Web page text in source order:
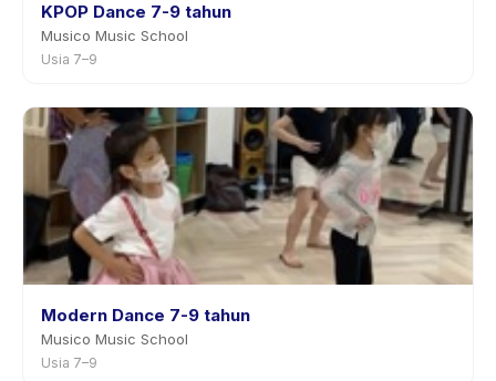
KPOP Dance 7-9 tahun
Musico Music School
Usia 7–9
Modern Dance 7-9 tahun
Musico Music School
Usia 7–9